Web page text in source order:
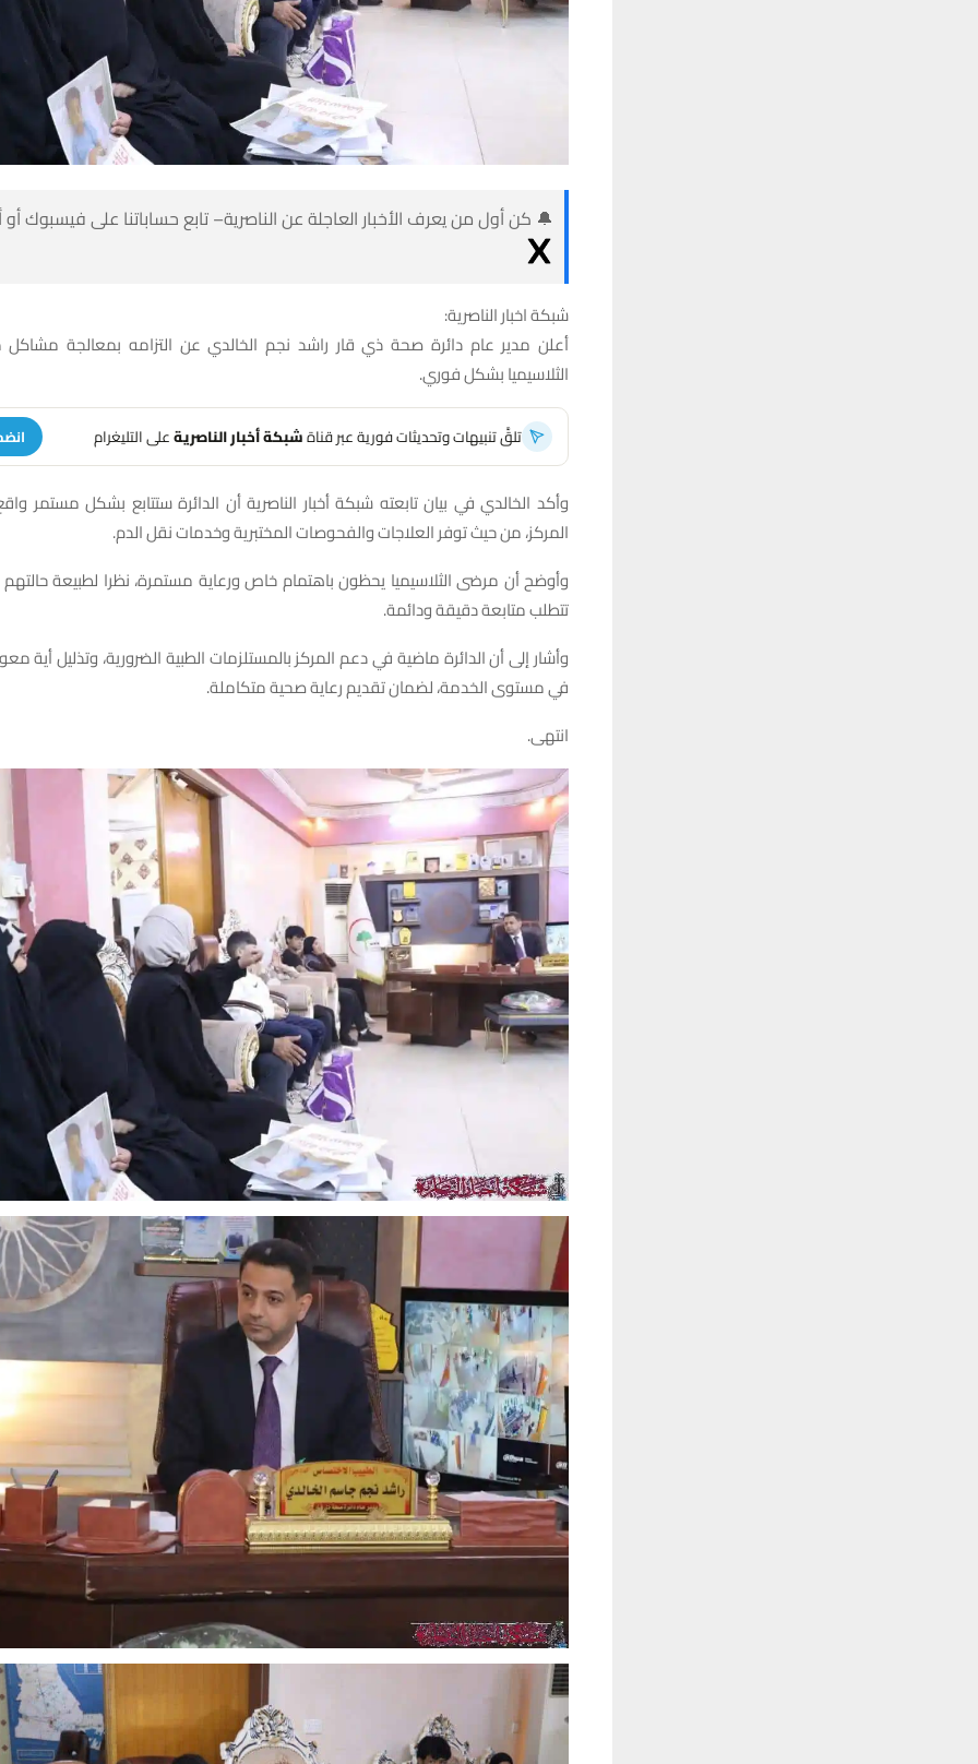
🔔 كن أول من يعرف الأخبار العاجلة عن الناصرية– تابع حساباتنا على فيسبوك
شبكة اخبار الناصرية:
أعلن مدير عام دائرة صحة ذي قار راشد نجم الخالدي عن التزامه بمعالجة
الثلاسيميا بشكل فوري.
تلقَّ تنبيهات وتحديثات فورية عبر قناةشبكة أخبار الناصريةعلى التليغرام
وأكد الخالدي في بيان تابعته شبكة أخبار الناصرية أن الدائرة ستتابع بشكل مستمر
المركز، من حيث توفر العلاجات والفحوصات المختبرية وخدمات نقل الدم.
وأوضح أن مرضى الثلاسيميا يحظون باهتمام خاص ورعاية مستمرة، نظرا لطبيعة حالتهم
تتطلب متابعة دقيقة ودائمة.
وأشار إلى أن الدائرة ماضية في دعم المركز بالمستلزمات الطبية الضرورية، وتذليل أية
في مستوى الخدمة، لضمان تقديم رعاية صحية متكاملة.
انتهى.